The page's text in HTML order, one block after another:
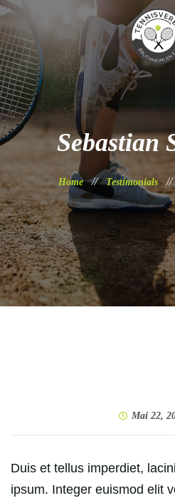
Sebastian
Home Testimonials
Mai 22,
Duis et tellus imperdiet,
ipsum. Integer euismod elit